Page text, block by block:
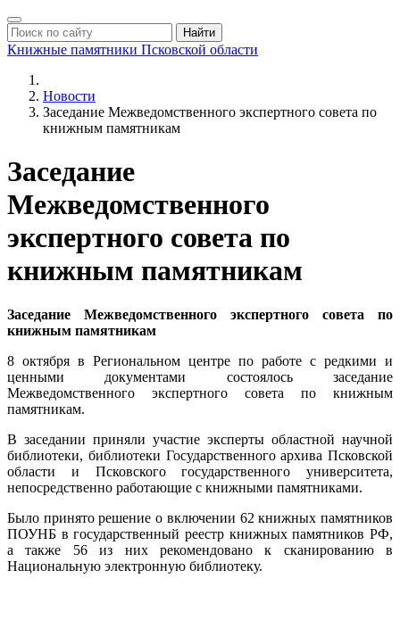
Найти
Книжные памятники Псковской области
Новости
Заседание Межведомственного экспертного совета по
книжным памятникам
Заседание
Межведомственного
экспертного совета по
книжным памятникам
Заседание Межведомственного экспертного совета по
книжным памятникам
8 октября в Региональном центре по работе с редкими и
ценными документами состоялось заседание
Межведомственного экспертного совета по книжным
памятникам.
В заседании приняли участие эксперты областной научной
библиотеки, библиотеки Государственного архива Псковской
области и Псковского государственного университета,
непосредственно работающие с книжными памятниками.
Было принято решение о включении 62 книжных памятников
ПОУНБ в государственный реестр книжных памятников РФ,
а также 56 из них рекомендовано к сканированию в
Национальную электронную библиотеку.